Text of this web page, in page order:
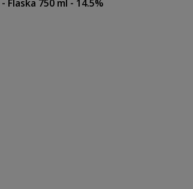
- Flaska 750 ml - 14.5%